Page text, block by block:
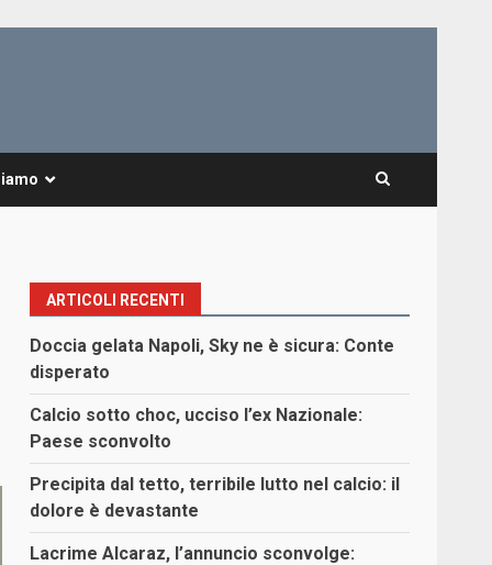
ARTICOLI RECENTI
Doccia gelata Napoli, Sky ne è sicura: Conte
disperato
Calcio sotto choc, ucciso l’ex Nazionale:
Paese sconvolto
Precipita dal tetto, terribile lutto nel calcio: il
dolore è devastante
Lacrime Alcaraz, l’annuncio sconvolge: